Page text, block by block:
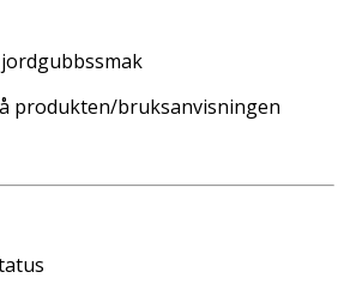
produkten/bruksanvisningen